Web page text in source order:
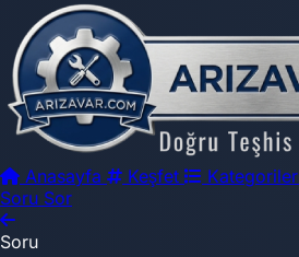
Anasayfa Keşfet Kategoriler
Soru Sor
Soru